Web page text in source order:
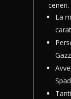
ceneri.
La